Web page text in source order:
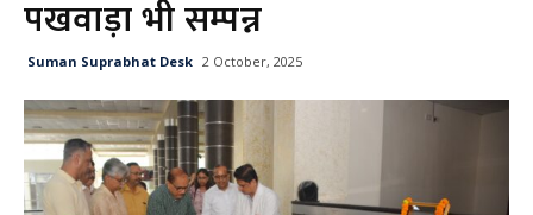
पखवाड़ा भी सम्पन्न
Suman Suprabhat Desk 2 October, 2025